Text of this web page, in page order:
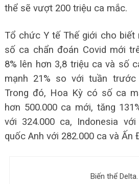
thể sẽ vượt 200 triệu ca mắc.
Tổ chức Y tế Thế giới cho biết
số ca chẩn đoán Covid mới
8% lên hơn 3,8 triệu ca và số
mạnh 21% so với tuần trước
Trong đó, Hoa Kỳ có số ca
hơn 500.000 ca mới, tăng
với 324.000 ca, Indonesia
quốc Anh với 282.000 ca và Ấn
Biến thể Delta.